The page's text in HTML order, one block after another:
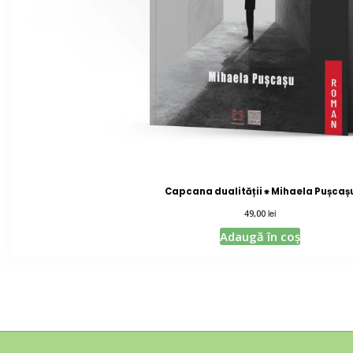
Capcana dualității ⁕ Mihaela
49,00lei
Adaugă în coș